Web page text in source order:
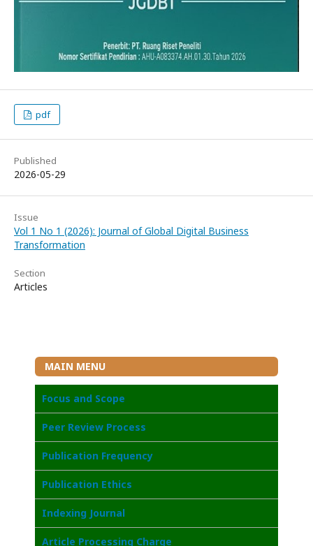
pdf
Published
2026-05-29
Issue
Vol 1 No 1 (2026): Journal of Global Digital Business
Transformation
Section
Articles
MAIN MENU
Focus and Scope
Peer Review Process
Publication Frequency
Publication Ethics
Indexing Journal
Article Processing Charge